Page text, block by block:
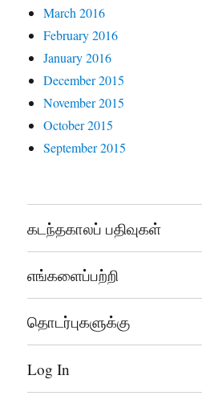
March 2016
February 2016
January 2016
December 2015
November 2015
October 2015
September 2015
கடந்தகாலப் பதிவுகள்
எங்களைப்பற்றி
தொடர்புகளுக்கு
Log In